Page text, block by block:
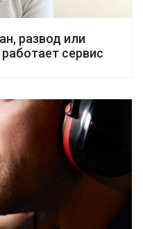
развод или
сервис